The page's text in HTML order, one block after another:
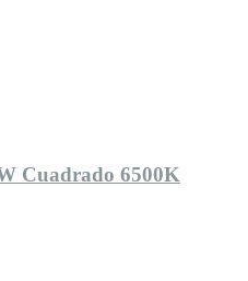
Cuadrado 6500K